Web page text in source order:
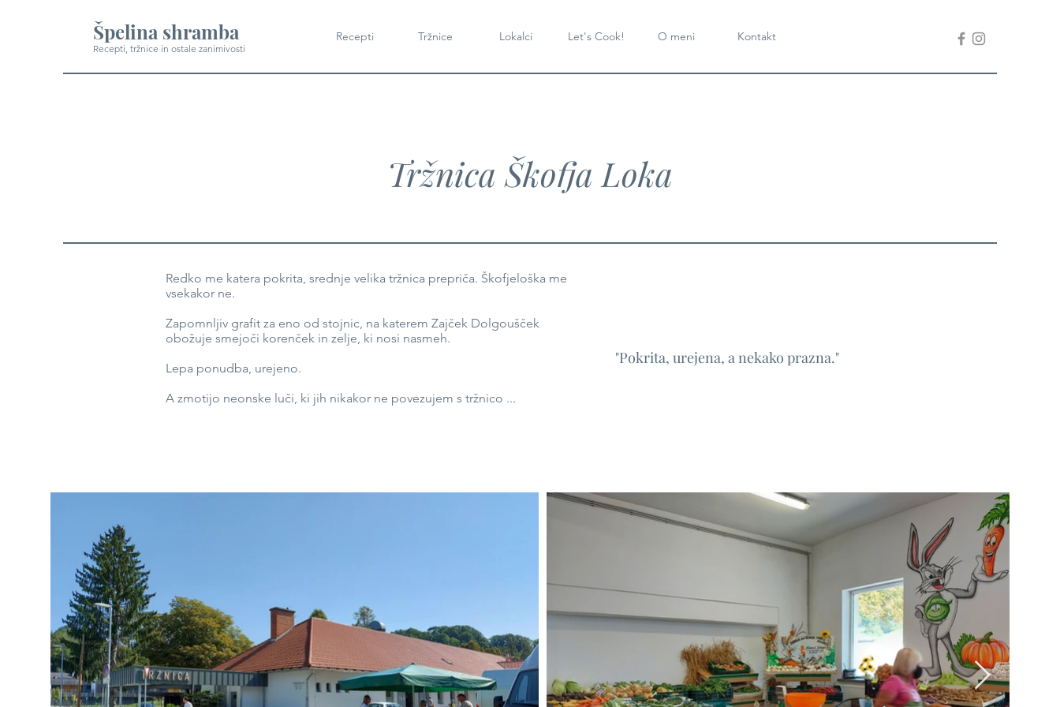
Špelina shramba
Recepti, tržnice in ostale zanimivosti
Recepti Tržnice Lokalci Let's Cook! O meni Kontakt
Tržnica Škofja Loka
Redko me katera pokrita, srednje velika tržnica prepriča. Škofjeloška me
vsekakor ne.
Zapomnljiv grafit za eno od stojnic, na katerem Zajček Dolgoušček
obožuje smejoči korenček in zelje, ki nosi nasmeh.
Lepa ponudba, urejeno.
A zmotijo neonske luči, ki jih nikakor ne povezujem s tržnico ...
"Pokrita, urejena, a nekako prazna."